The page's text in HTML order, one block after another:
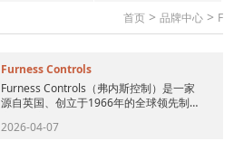
首页 > 品牌中心 > F
Furness Controls
Furness Controls（弗内斯控制）是一家
源自英国、创立于1966年的全球领先制造
和流量测...
2026-04-07